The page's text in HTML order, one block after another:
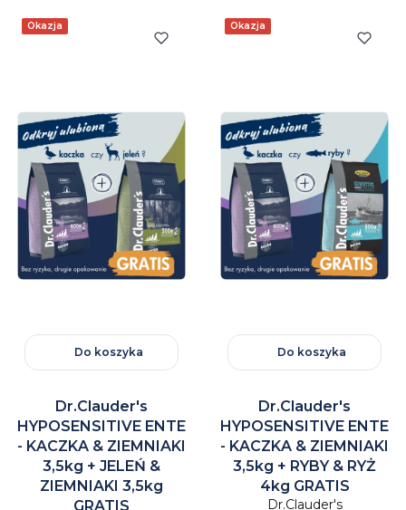
Okazja
Do koszyka
Dr.Clauder's
HYPOSENSITIVE ENTE
- KACZKA & ZIEMNIAKI
3,5kg + JELEŃ &
ZIEMNIAKI 3,5kg
GRATIS
Okazja
Do koszyka
Dr.Clauder's
HYPOSENSITIVE ENTE
- KACZKA & ZIEMNIAKI
3,5kg + RYBY & RYŻ
4kg GRATIS
Dr.Clauder's